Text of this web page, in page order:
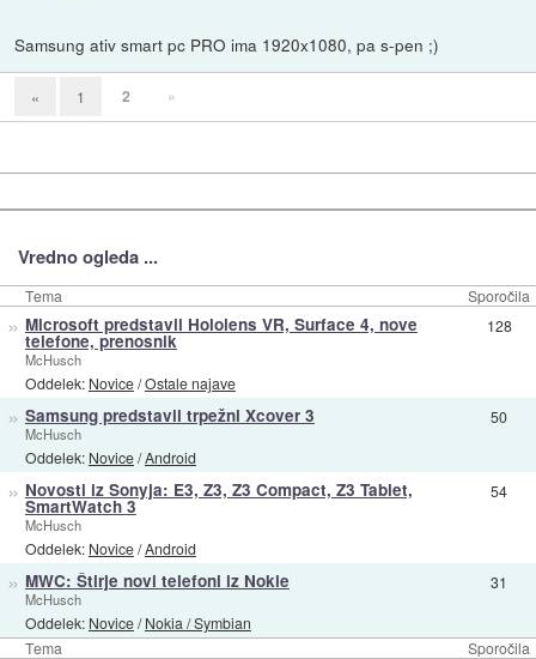
Samsung ativ smart pc PRO ima 1920x1080, pa s-pen ;)
« 1 2 »
Vredno ogleda ...
Tema Sporočila
Tema Sporočila
» Microsoft predstavil Hololens VR, Surface 4, nove
telefone, prenosnik
McHusch
Oddelek: Novice/Ostale najave
128
» Samsung predstavil trpežni Xcover 3
McHusch
Oddelek: Novice/Android
50
» Novosti iz Sonyja: E3, Z3, Z3 Compact, Z3 Tablet,
SmartWatch 3
McHusch
Oddelek: Novice/Android
54
» MWC: Štirje novi telefoni iz Nokie
McHusch
Oddelek: Novice/Nokia / Symbian
31